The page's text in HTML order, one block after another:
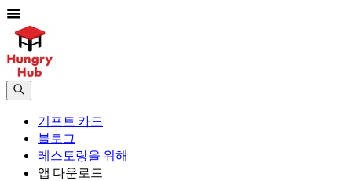
기프트 카드
블로그
레스토랑을 위해
앱 다운로드